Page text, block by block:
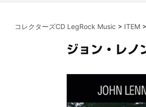
*NEW RELEASE (最新約3ヶ
*NEW RELEASE (最新約3
コレクターズCD LegRock Music > ITEM >
ジョン・レ